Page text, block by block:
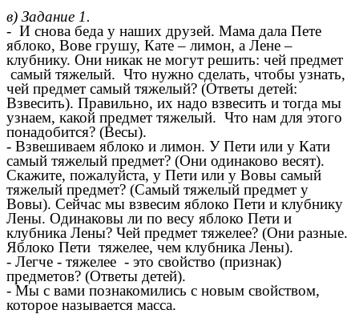
в) Задание 1.
- И снова беда у наших друзей. Мама дала Пете
яблоко, Вове грушу, Кате – лимон, а Лене –
клубнику. Они никак не могут решить: чей предмет
самый тяжелый. Что нужно сделать, чтобы узнать,
чей предмет самый тяжелый? (Ответы детей:
Взвесить). Правильно, их надо взвесить и тогда мы
узнаем, какой предмет тяжелый. Что нам для этого
понадобится? (Весы).
- Взвешиваем яблоко и лимон. У Пети или у Кати
самый тяжелый предмет? (Они одинаково весят).
Скажите, пожалуйста, у Пети или у Вовы самый
тяжелый предмет? (Самый тяжелый предмет у
Вовы). Сейчас мы взвесим яблоко Пети и клубнику
Лены. Одинаковы ли по весу яблоко Пети и
клубника Лены? Чей предмет тяжелее? (Они разные.
Яблоко Пети тяжелее, чем клубника Лены).
- Легче - тяжелее - это свойство (признак)
предметов? (Ответы детей).
- Мы с вами познакомились с новым свойством,
которое называется масса.